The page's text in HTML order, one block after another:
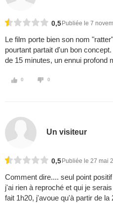
0,5 Publiée le 7
Le film porte bien son nom
pourtant partait d'un bon
de 15 minutes, un ennui profond
0 0
Un visiteur
0,5 Publiée le 27 mai
Comment dire.... seul point
j'ai rien à reproché et qui je
fait 1h20, j'avoue qu'à partir de